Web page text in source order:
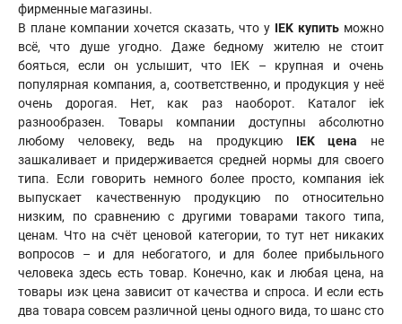
фирменные магазины.
В плане компании хочется сказать, что у IEK купить можно
всё, что душе угодно. Даже бедному жителю не стоит
бояться, если он услышит, что IEK – крупная и очень
популярная компания, а, соответственно, и продукция у неё
очень дорогая. Нет, как раз наоборот. Каталог iek
разнообразен. Товары компании доступны абсолютно
любому человеку, ведь на продукцию IEK цена не
зашкаливает и придерживается средней нормы для своего
типа. Если говорить немного более просто, компания iek
выпускает качественную продукцию по относительно
низким, по сравнению с другими товарами такого типа,
ценам. Что на счёт ценовой категории, то тут нет никаких
вопросов – и для небогатого, и для более прибыльного
человека здесь есть товар. Конечно, как и любая цена, на
товары иэк цена зависит от качества и спроса. И если есть
два товара совсем различной цены одного вида, то шанс сто